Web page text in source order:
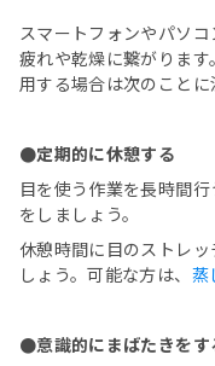
スマートフォンやパソ
疲れや乾燥に繋がりま
用する場合は次のことに
●定期的に休憩する
目を使う作業を長時間
をしましょう。
休憩時間に目のストレ
しょう。可能な方は、 蒸
●意識的にまばたきをす